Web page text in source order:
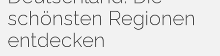
schönsten Regionen
entdecken